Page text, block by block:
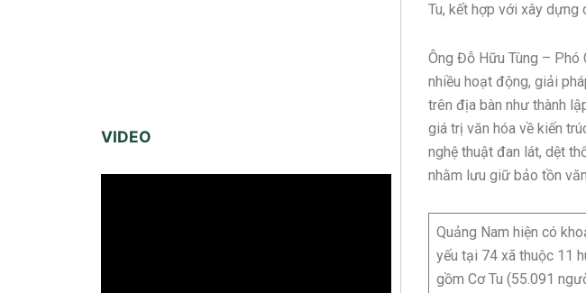
VIDEO
Tu, kết hợp với xây dựng
Ông Đỗ Hữu Tùng – Phó
nhiều hoạt động, giải
trên địa bàn như thành
giá trị văn hóa về kiến
nghệ thuật đan lát, dệt
nhằm lưu giữ bảo tồn
Quảng Nam hiện có
yếu tại 74 xã thuộc 11
gồm Cơ Tu (55.091